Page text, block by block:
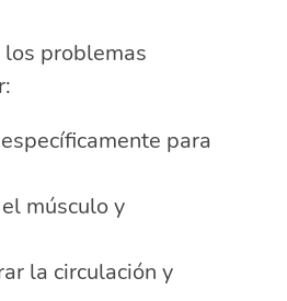
problemas
para
músculo y
la circulación y